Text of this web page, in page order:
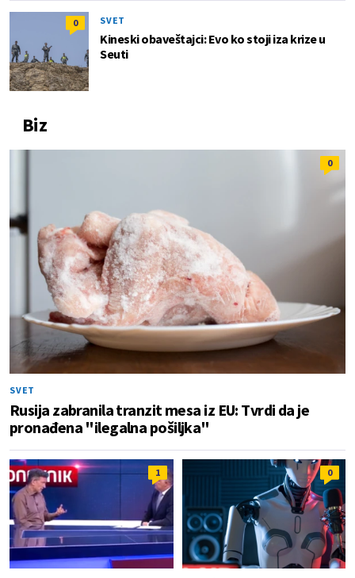
0 SVET
Kineski obaveštajci: Evo ko stoji iza krize u
Seuti
Biz
0
SVET
Rusija zabranila tranzit mesa iz EU: Tvrdi da je
pronađena "ilegalna pošiljka"
1 0